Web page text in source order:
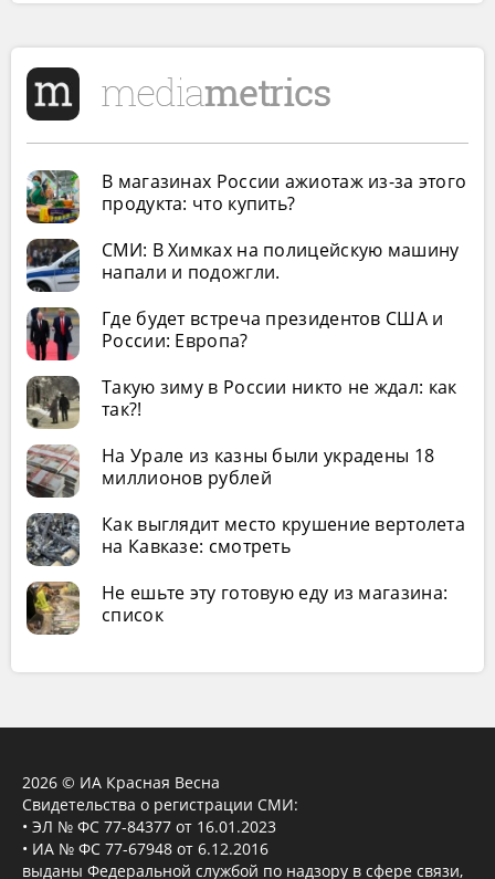
В магазинах России ажиотаж из-за этого
продукта: что купить?
СМИ: В Химках на полицейскую машину
напали и подожгли.
Где будет встреча президентов США и
России: Европа?
Такую зиму в России никто не ждал: как
так?!
На Урале из казны были украдены 18
миллионов рублей
Как выглядит место крушение вертолета
на Кавказе: смотреть
Не ешьте эту готовую еду из магазина:
список
2026 © ИА Красная Весна
Свидетельства о регистрации СМИ:
• ЭЛ № ФС 77-84377 от 16.01.2023
• ИА № ФС 77-67948 от 6.12.2016
выданы Федеральной службой по надзору в сфере связи,